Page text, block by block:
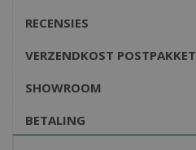
RECENSIES
VERZENDKOST POSTPAKKET
SHOWROOM
BETALING